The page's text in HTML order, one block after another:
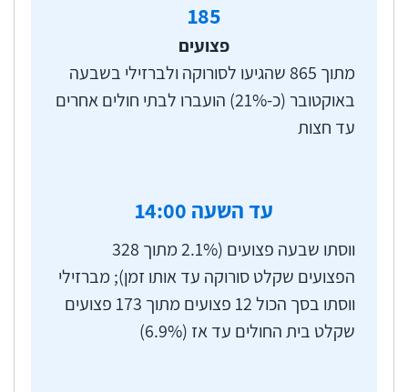
185
פצועים
מתוך 865 שהגיעו לסורוקה ולברזילי בשבעה
באוקטובר (כ-21%) הועברו לבתי חולים אחרים
עד חצות
עד השעה 14:00
ווסתו שבעה פצועים (2.1% מתוך 328
הפצועים שקלט סורוקה עד אותו זמן); מברזילי
ווסתו בסך הכול 12 פצועים מתוך 173 פצועים
שקלט בית החולים עד אז (6.9%)